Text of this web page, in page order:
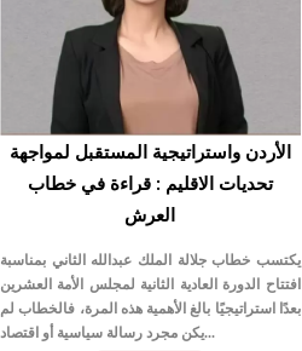
الأردن واستراتيجية المستقبل لمواجهة
تحديات الاقليم : قراءة في خطاب
العرش
يكتسب خطاب جلالة الملك عبدالله الثاني بمناسبة
افتتاح الدورة العادية الثانية لمجلس الأمة العشرين
بعدًا استراتيجيًا بالغ الأهمية هذه المرة، فالخطاب لم
يكن مجرد رسالة سياسية أو اقتصاد...